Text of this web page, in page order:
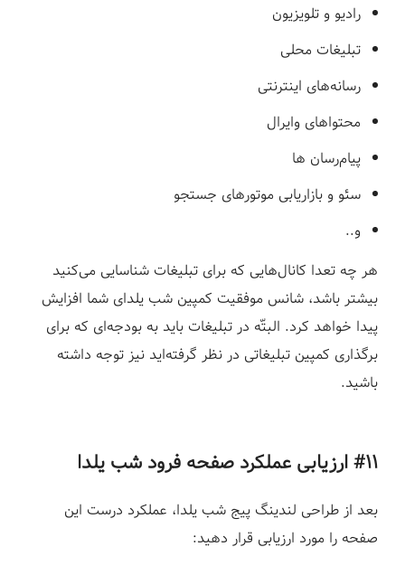
رادیو و تلویزیون
تبلیغات محلی
رسانه‌های اینترنتی
محتواهای وایرال
پیام‌رسان ‌ها
سئو و بازاریابی موتورهای جستجو
و..
هر چه تعدا کانال‌هایی که برای تبلیغات شناسایی می‌کنید
بیشتر باشد، شانس موفقیت کمپین شب یلدای شما افزایش
پیدا خواهد کرد. البتّه در تبلیغات باید به بودجه‌ای که برای
برگذاری کمپین تبلیغاتی در نظر گرفته‌اید نیز توجه داشته
باشید.
#۱۱ ارزیابی عملکرد صفحه فرود شب یلدا
بعد از طراحی لندینگ پیج شب یلدا، عملکرد درست این
صفحه را مورد ارزیابی قرار دهید: